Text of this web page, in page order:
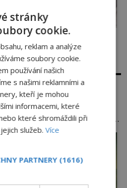
Práskač, co
mezi desítkou
dopracuje to až na číslo
bin Ládinovi (1957–2011).
(1929–2018) viněný ze
vydírání a lichvy. A
je ještě drogový dealer,
z cesty všechny práskače,
stránky
cookie.
reklam a analýze
soubory cookie.
používání našich
s našimi reklamními a
kteří je mohou
informacemi, které
které shromáždili při
služeb.Více
PARTNERY (1616)